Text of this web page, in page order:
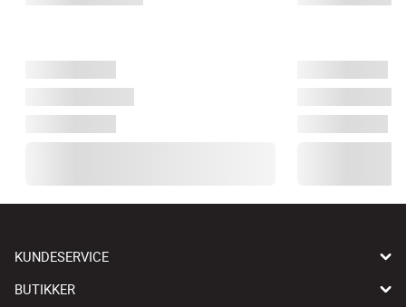
KUNDESERVICE
BUTIKKER